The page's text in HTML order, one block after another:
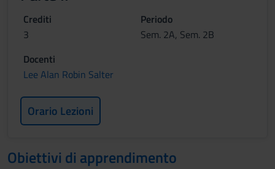
Crediti
3
Periodo
Sem. 2A, Sem. 2B
Docenti
Lee Alan Robin Salter
Orario Lezioni
Obiettivi di apprendimento